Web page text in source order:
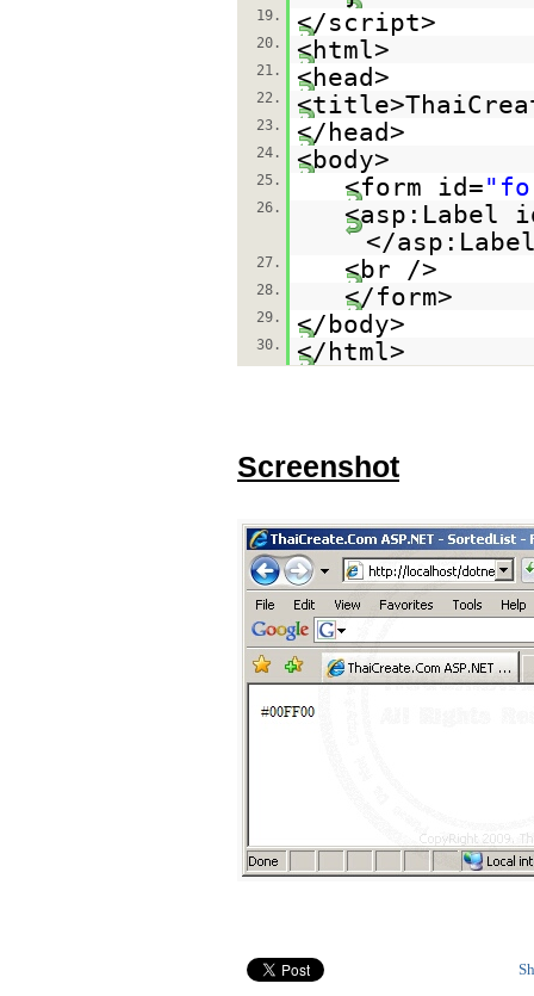
19. </script>
20. <html>
21. <head>
22.
23. </head>
24. <body>
25. <form id=
26.
<asp:Label
</
27. <br />
28. </form>
29. </body>
30. </html>
Screenshot